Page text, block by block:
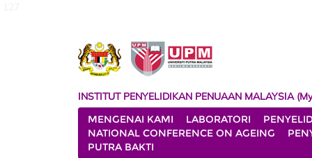
INSTITUT PENYELIDIKAN PENUAAN MALAYSIA
MENGENAI KAMI
LABORATORI
NATIONAL CONFERENCE ON AGEING
PUTRA BAKTI